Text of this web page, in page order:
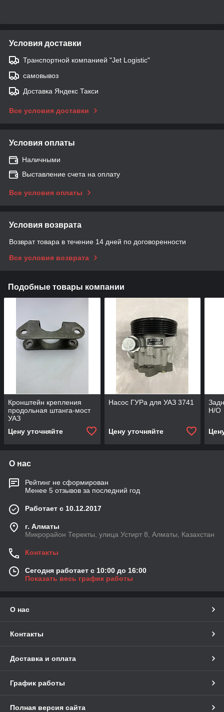
Условия доставки
Транспортной компанией "Jet Logistic"
самовывоз
Доставка Яндекс Такси
Все условия доставки
Условия оплаты
Наличными
Выставление счета на оплату
Все условия оплаты
Условия возврата
Возврат товара в течение 14 дней по договоренности
Все условия возврата
Подобные товары компании
Кронштейн крепления
продольная штанга-мост
УАЗ
Цену уточняйте
Насос ГУРа для УАЗ 3741
Цену уточняйте
Н/О
О нас
Рейтинг не сформирован
Менее 5 отзывов за последний год
Работает с 10.12.2017
г. Алматы
Микрорайон Теректы, улица Устирт 8, Алматы, Казахстан
Контакты
Сегодня работает с 10:00 до 16:00
Показать весь график работы
О нас
Контакты
Доставка и оплата
График работы
Полная версия сайта